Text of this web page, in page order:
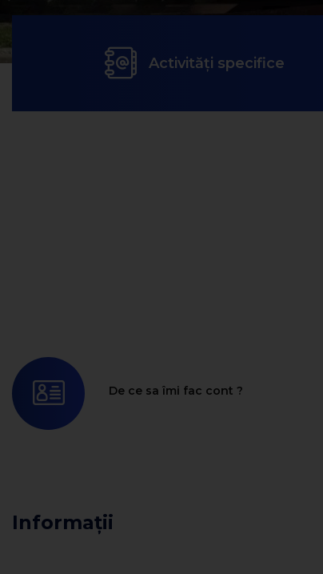
Activități specifice
De ce sa îmi fac cont ?
Informații